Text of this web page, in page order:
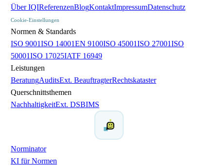
Über IQIReferenzenBlogKontaktImpressumDatenschutz
Cookie-Einstellungen
Normen & Standards
ISO 9001ISO 14001EN 9100ISO 45001ISO 27001ISO
50001ISO 17025IATF 16949
Leistungen
BeratungAuditsExt. BeauftragterRechtskataster
Querschnittsthemen
NachhaltigkeitExt. DSBIMS
Norminator
KI für Normen